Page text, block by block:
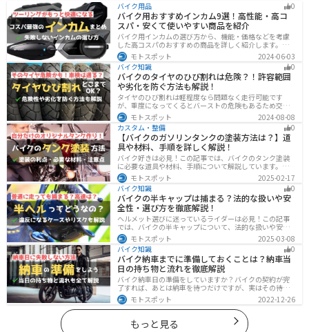
バイク用品 0
バイク用おすすめインカム9選！高性能・高コ
スパ・安くて使いやすい商品を紹介
バイク用インカムの選び方から、機能・価格などを考慮
した高コスパのおすすめの商品を詳しく紹介します。初
心者からベテランライダーまで、マスツーやソロツーに
適した最適なインカムを見つけるための参考にしてくだ
さい。
モトスポット
2024-06-03
バイク知識
0
バイクのタイヤのひび割れは危険？！許容範囲
や劣化を防ぐ方法も解説！
タイヤのひび割れは軽程度なら問題なく走行可能です
が、重度になってくるとバーストの危険もあるため交換
が必要です。どの程度なら大丈夫なのか、タイヤのひび
割れを防ぐ方法などまとめました。快適安全にバイクに
乗るためにもしっかりとチェックしておきましょう。
モトスポット
2024-08-08
カスタム・整備
0
【バイクのガソリンタンクの塗装方法は？】道
具や材料、手順を詳しく解説！
バイク好きは必見！この記事では、バイクのタンク塗装
に必要な道具や材料、手順について解説しています。実
はバイクのタンクを塗装すると、傷や錆を修復でき、タ
ンクの長持ちにつながります。この記事を読めば、自分
でバイクのタンクを塗装する方法がわかるでしょう。
モトスポット
2025-02-17
バイク知識
0
バイクの半キャップは捕まる？法的な扱いや安
全性・選び方を徹底解説！
ヘルメット選びに迷っているライダーは必見！この記事
では、バイクの半キャップについて、法的な扱いや安全
性、選び方を詳しく解説しています。実は、法律で認め
られていても、状況によっては違法となる可能性がある
ので注意が必要です。この記事を読めば、ヘルメットを
正しく選ぶヒントが得られます。
モトスポット
2025-03-08
バイク知識
0
バイク納車までに準備しておくことは？納車当
日の持ち物と流れを徹底解説
バイク納車日の準備をしていますか？バイクの契約が完
了すれば、あとは納車を待つだけですが、実はその待っ
ている間に準備しておくことはたくさんあります。納車
当日に慌てずに済むよう、しっかり確認して準備してお
きましょう。
モトスポット 2022-12-26
もっと見る